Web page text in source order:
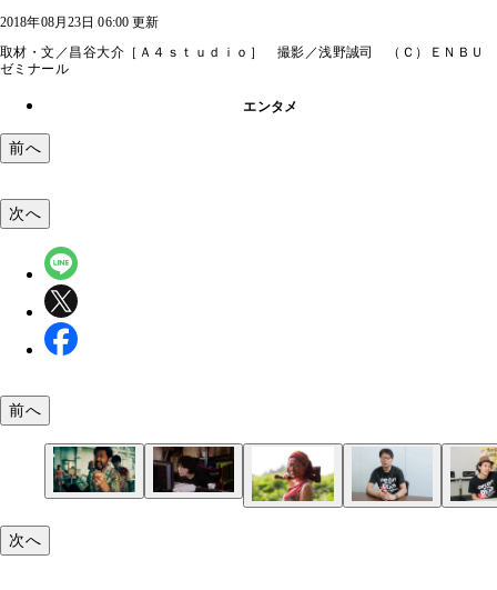
2018年08月23日 06:00 更新
取材・文／昌谷大介［Ａ４ｓｔｕｄｉｏ］ 撮影／浅野誠司 （Ｃ）ＥＮＢＵ
ゼミナール
エンタメ
前へ
低予算で製作され、この夏最大の話題作となった
指原莉乃さんがツイッターで、「（前略）観に行
しい？！ 内容とか調べずに。本当に面白いから～
次へ
前へ
次へ